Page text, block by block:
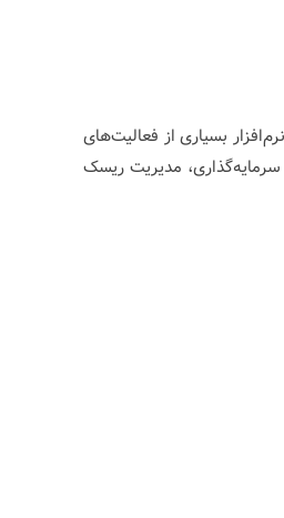
بسیاری از فعالیت‌های
سرمایه‌گذاری، مدیریت ریسک